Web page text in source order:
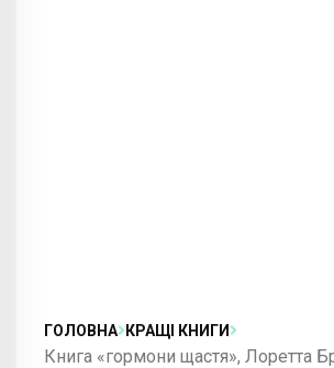
ГОЛОВНА КРАЩІ КНИГИ
Книга «гормони щастя», Лоретта